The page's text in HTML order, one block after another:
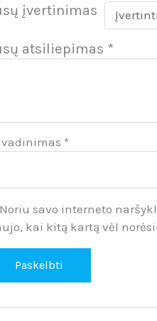
įvertinimas
atsiliepimas *
*
Noriu savo interneto
kai kitą kartą vėl